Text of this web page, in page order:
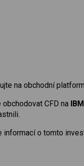
na obchodní
obchodovat CFD na IBM
informací o tomto